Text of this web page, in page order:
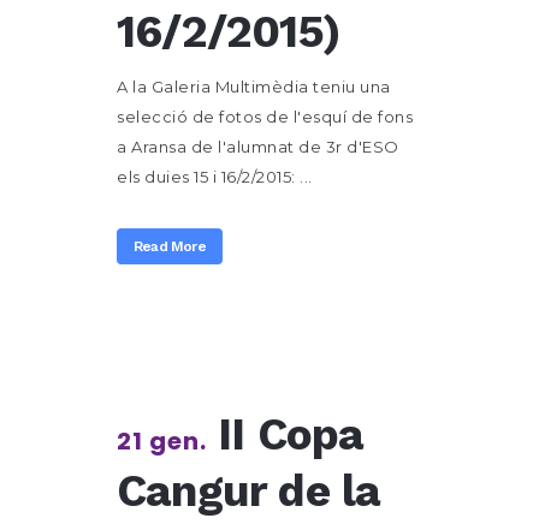
16/2/2015)
A la Galeria Multimèdia teniu una
selecció de fotos de l'esquí de fons
a Aransa de l'alumnat de 3r d'ESO
els duies 15 i 16/2/2015: ...
Read More
21 gen. II Copa
Cangur de la